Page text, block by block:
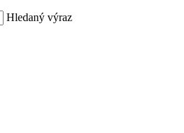
Hledaný výraz